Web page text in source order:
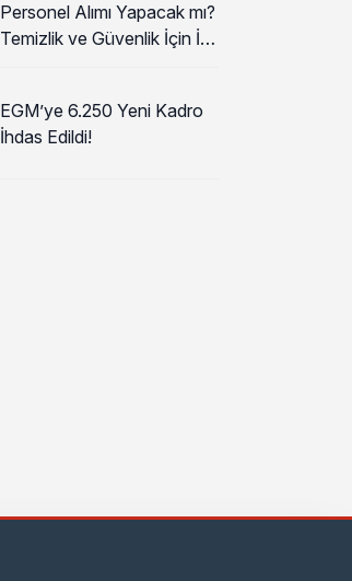
Personel Alımı Yapacak mı?
Temizlik ve Güvenlik İçin İlk
EGM’ye 6.250 Yeni Kadro
İhdas Edildi!